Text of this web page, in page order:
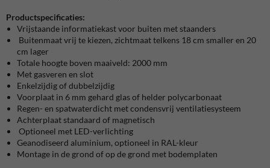
Productspecificaties:
Vrijstaande informatiekast voor buiten met staanders
Buitenmaat vrij te kiezen, zichtmaat telkens 18 cm smaller en 20
cm lager
Totale hoogte boven maaiveld: 2000 mm
Met gasveren en slot
Enkelzijdig of dubbelzijdig
Voorplaat in 6 mm gehard glas of helder polycarbonaat
Regen- en spatwaterdicht met condensvrij ventilatiesysteem
Achterplaat standaard of magnetisch
Optioneel met LED-verlichting
Geanodiseerd aluminium, optioneel in RAL-kleur
Montage in de grond of op de grond met bodemplaten